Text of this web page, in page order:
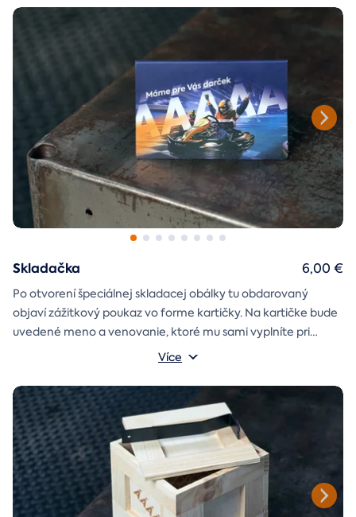
Skladačka
Po otvorení špeciálnej skladacej obálky tu obdarovaný
objaví zážitkový poukaz vo forme kartičky. Na kartičke bude
uvedené meno a venovanie, ktoré mu sami vyplníte pri
Více
6,00 €